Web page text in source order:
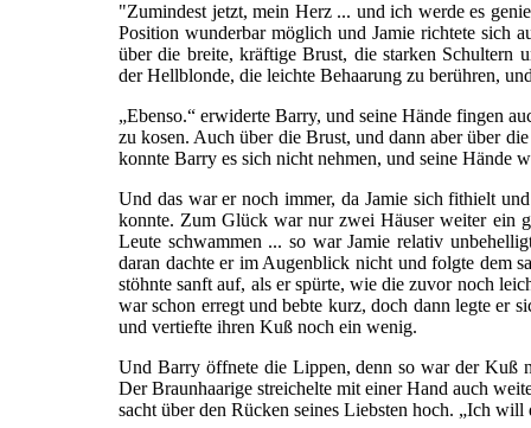
"Zumindest jetzt, mein Herz ... und ich werde es
Position wunderbar möglich und Jamie richtete sich
über die breite, kräftige Brust, die starken Schultern
der Hellblonde, die leichte Behaarung zu berühren,
„Ebenso.“ erwiderte Barry, und seine Hände fingen
zu kosen. Auch über die Brust, und dann aber über
konnte Barry es sich nicht nehmen, und seine Hände
Und das war er noch immer, da Jamie sich fithielt
konnte. Zum Glück war nur zwei Häuser weiter ein
Leute schwammen ... so war Jamie relativ
daran dachte er im Augenblick nicht und folgte dem
stöhnte sanft auf, als er spürte, wie die zuvor noch
war schon erregt und bebte kurz, doch dann legte er
und vertiefte ihren Kuß noch ein wenig.
Und Barry öffnete die Lippen, denn so war der Kuß
Der Braunhaarige streichelte mit einer Hand auch
sacht über den Rücken seines Liebsten hoch. „Ich